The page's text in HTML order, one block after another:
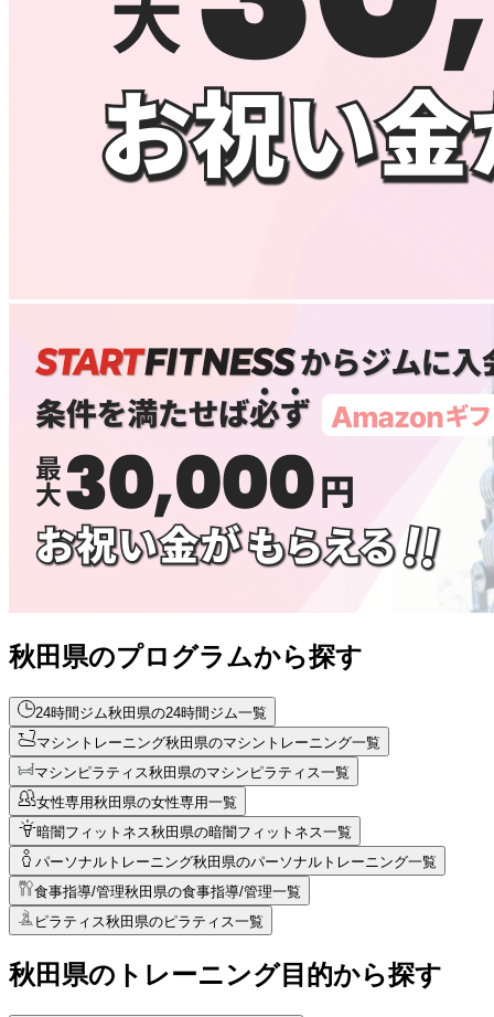
秋田県のプログラムから探す
24時間ジム秋田県の24時間ジム一覧
マシントレーニング秋田県のマシントレーニング一覧
マシンピラティス秋田県のマシンピラティス一覧
女性専用秋田県の女性専用一覧
暗闇フィットネス秋田県の暗闇フィットネス一覧
パーソナルトレーニング秋田県のパーソナルトレーニング一覧
食事指導/管理秋田県の食事指導/管理一覧
ピラティス秋田県のピラティス一覧
秋田県のトレーニング目的から探す